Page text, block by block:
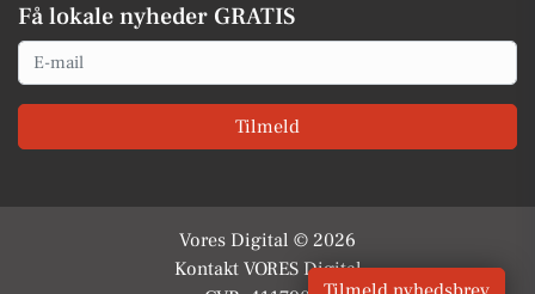
Få lokale nyheder GRATIS
Email
Tilmeld
Vores Digital © 2026
Kontakt VORES Digital